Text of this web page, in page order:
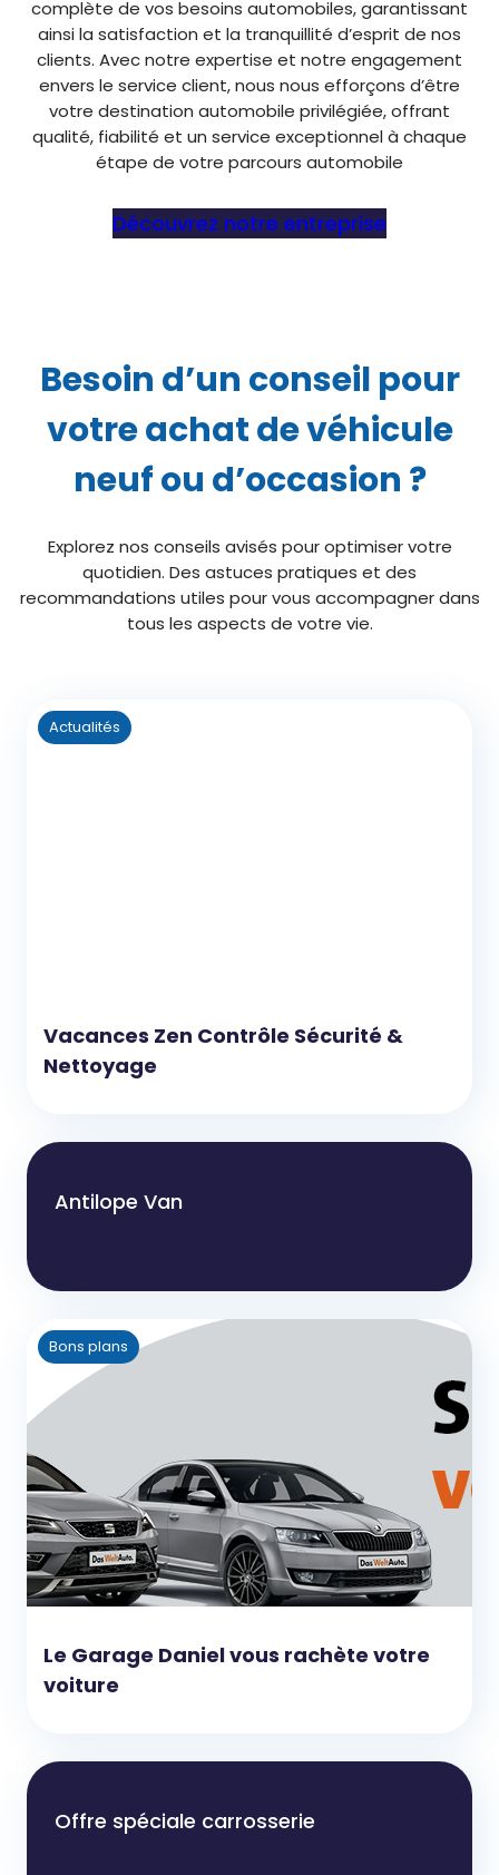
complète de vos besoins automobiles, garantissant
ainsi la satisfaction et la tranquillité d’esprit de nos
clients. Avec notre expertise et notre engagement
envers le service client, nous nous efforçons d’être
votre destination automobile privilégiée, offrant
qualité, fiabilité et un service exceptionnel à chaque
étape de votre parcours automobile
Découvrez notre entreprise
Besoin d’un conseil pour
votre achat de véhicule
neuf ou d’occasion ?
Explorez nos conseils avisés pour optimiser votre
quotidien. Des astuces pratiques et des
recommandations utiles pour vous accompagner dans
tous les aspects de votre vie.
Actualités
Vacances Zen Contrôle Sécurité &
Nettoyage
Antilope Van
Bons plans
Le Garage Daniel vous rachète votre
voiture
Offre spéciale carrosserie